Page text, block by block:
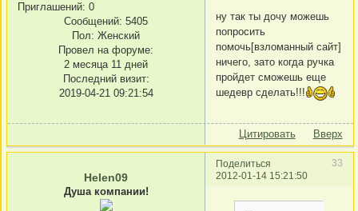
Приглашений: 0
Сообщений: 5405
Пол: Женский
Провел на форуме:
2 месяца 11 дней
Последний визит:
2019-04-21 09:21:54
ну так ты дочу можешь
попросить
помочь[взломанный сайт]
ничего, зато когда ручка
пройдет сможешь еще
шедевр сделать!!!
Цитировать Вверх
Поделиться
33
2012-01-14 15:21:50
Helen09
Душа компании!